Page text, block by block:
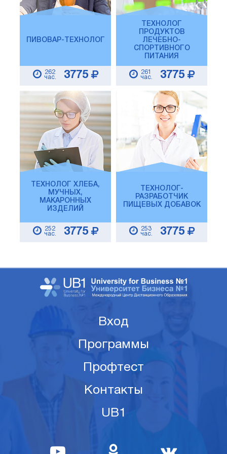
ПИВОВАР-ТЕХНОЛОГ
262
час.
3775
ТЕХНОЛОГ
ПРОДУКТОВ
ЛЕЧЕБНО-
СПОРТИВНОГО
ПИТАНИЯ
261
час.
3775
ТЕХНОЛОГ ХЛЕБА,
МУЧНЫХ,
МАКАРОННЫХ
ИЗДЕЛИЙ
252
час.
3775
ТЕХНОЛОГ-
РАЗРАБОТЧИК
ПИЩЕВЫХ ДОБАВОК
253
час.
3775
Вход
Программы
Профтест
Контакты
UB1